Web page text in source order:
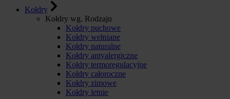
Kołdry
Kołdry wg. Rodzaju
Kołdry puchowe
Kołdry wełniane
Kołdry naturalne
Kołdry antyalergiczne
Kołdry termoregulacyjne
Kołdry całoroczne
Kołdry zimowe
Kołdry letnie